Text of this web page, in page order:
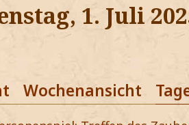
1. Juli
Wochenansicht